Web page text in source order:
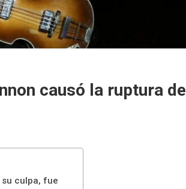
causó la ruptura de
culpa, fue